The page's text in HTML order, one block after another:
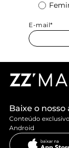
E-mail*
Baixe o nosso
Conteúdo
Android